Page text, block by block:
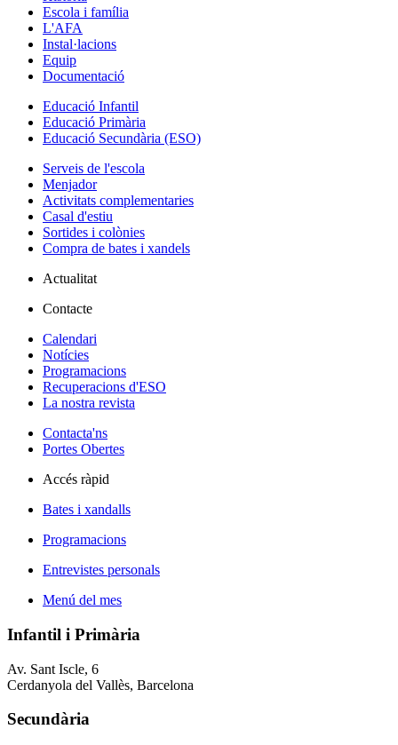
Escola i família
L'AFA
Instal·lacions
Equip
Documentació
Educació Infantil
Educació Primària
Educació Secundària (ESO)
Serveis de l'escola
Menjador
Activitats complementaries
Casal d'estiu
Sortides i colònies
Compra de bates i xandels
Actualitat
Contacte
Calendari
Notícies
Programacions
Recuperacions d'ESO
La nostra revista
Contacta'ns
Portes Obertes
Accés ràpid
Bates i xandalls
Programacions
Entrevistes personals
Menú del mes
Infantil i Primària
Av. Sant Iscle, 6
Cerdanyola del Vallès, Barcelona
Secundària